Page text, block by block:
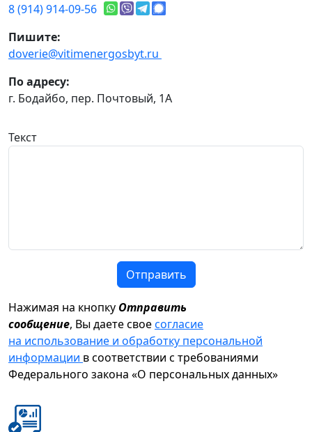
8 (914) 914-09-56
Пишите:
doverie@vitimenergosbyt.ru
По адресу:
г. Бодайбо, пер. Почтовый, 1А
Текст
Отправить
Нажимая на кнопку Отправить
сообщение, Вы даете своесогласие
на использование и обработку персональной
информации в соответствии с требованиями
Федерального закона «О персональных данных»